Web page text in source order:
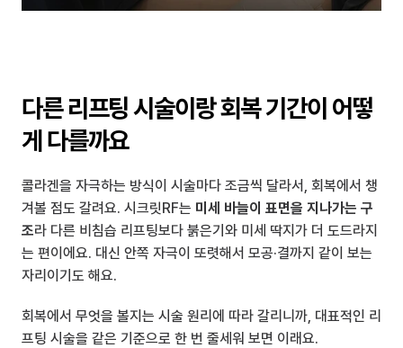
다른 리프팅 시술이랑 회복 기간이 어떻
게 다를까요
콜라겐을 자극하는 방식이 시술마다 조금씩 달라서, 회복에서 챙
겨볼 점도 갈려요. 시크릿RF는 미세 바늘이 표면을 지나가는 구
조라 다른 비침습 리프팅보다 붉은기와 미세 딱지가 더 도드라지
는 편이에요. 대신 안쪽 자극이 또렷해서 모공·결까지 같이 보는
자리이기도 해요.
회복에서 무엇을 볼지는 시술 원리에 따라 갈리니까, 대표적인 리
프팅 시술을 같은 기준으로 한 번 줄세워 보면 이래요.